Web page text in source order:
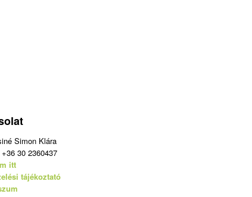
Simon Klára
+36 30 2360437
itt
tájékoztató